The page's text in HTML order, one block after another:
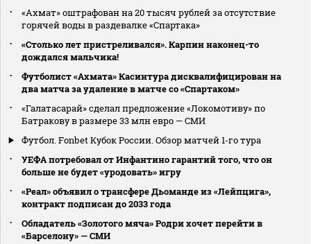
«Ахмат» оштрафован на 20 тысяч рублей за отсутствие
горячей воды в раздевалке «Спартака»
«Столько лет пристреливался». Карпин наконец-то
дождался мальчика!
Футболист «Ахмата» Касинтура дисквалифицирован на
два матча за удаление в матче со «Спартаком»
«Галатасарай» сделал предложение «Локомотиву» по
Батракову в размере 33 млн евро — СМИ
Футбол. Fonbet Кубок России. Обзор матчей 1-го тура
УЕФА потребовал от Инфантино гарантий того, что он
больше не будет «уродовать» игру
«Реал» объявил о трансфере Дьоманде из «Лейпцига»,
контракт подписан до 2033 года
Обладатель «Золотого мяча» Родри хочет перейти в
«Барселону» — СМИ